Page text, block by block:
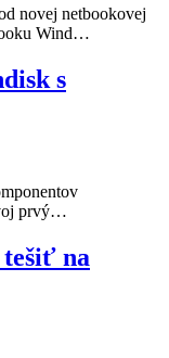
novej netbookovej
Wind…
s
prvý…
tešiť na